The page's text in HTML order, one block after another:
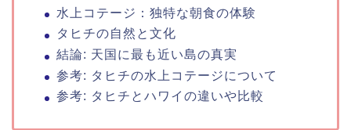
水上コテージ：独特な朝食の体験
タヒチの自然と文化
結論: 天国に最も近い島の真実
参考: タヒチの水上コテージについて
参考: タヒチとハワイの違いや比較